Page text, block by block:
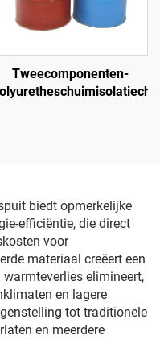
Tweecomponenten-
biedt opmerkelijke
efficiëntie, die direct
voor
materiaal creëert een
elimineert,
en lagere
tot traditionele
en meerdere